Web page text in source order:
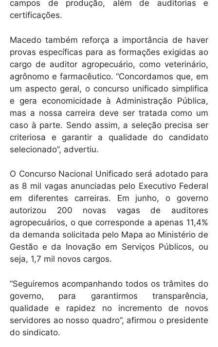
campos de produção, além de auditorias e
certificações.
Macedo também reforça a importância de haver
provas específicas para as formações exigidas ao
cargo de auditor agropecuário, como veterinário,
agrônomo e farmacêutico. “Concordamos que, em
um aspecto geral, o concurso unificado simplifica
e gera economicidade à Administração Pública,
mas a nossa carreira deve ser tratada como um
caso à parte. Sendo assim, a seleção precisa ser
criteriosa e garantir a qualidade do candidato
selecionado”, advertiu.
O Concurso Nacional Unificado será adotado para
as 8 mil vagas anunciadas pelo Executivo Federal
em diferentes carreiras. Em junho, o governo
autorizou 200 novas vagas de auditores
agropecuários, o que corresponde a apenas 11,4%
da demanda solicitada pelo Mapa ao Ministério de
Gestão e da Inovação em Serviços Públicos, ou
seja, 1,7 mil novos cargos.
“Seguiremos acompanhando todos os trâmites do
governo, para garantirmos transparência,
qualidade e rapidez no incremento de novos
servidores ao nosso quadro”, afirmou o presidente
do sindicato.